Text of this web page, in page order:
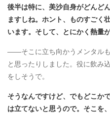
後半は特に、美沙自身がどんど
ますしね。ホント、ものすごく
います。そして、とにかく熱量が
――そこに立ち向かうメンタル
と思ったりしました。役に飲み
をしそうで。
そうなんですけど、でもどこか
は立てないと思うので。そこを